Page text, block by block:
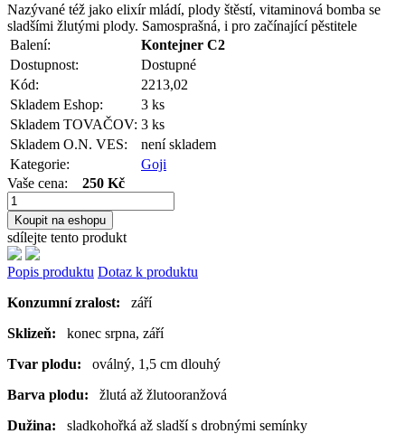
Nazývané též jako elixír mládí, plody štěstí, vitaminová bomba se
sladšími žlutými plody. Samosprašná, i pro začínající pěstitele
Balení:
Kontejner C2
Dostupnost:
Dostupné
Kód:
2213,02
Skladem Eshop:
3 ks
Skladem TOVAČOV: 3 ks
Skladem O.N. VES:
není skladem
Kategorie:
Goji
Vaše cena: 250 Kč
Koupit na eshopu
sdílejte tento produkt
Popis produktu Dotaz k produktu
Konzumní zralost: září
Sklizeň: konec srpna, září
Tvar plodu:
oválný, 1,5 cm dlouhý
Barva plodu: žlutá až žlutooranžová
Dužina: sladkohořká až sladší s drobnými semínky